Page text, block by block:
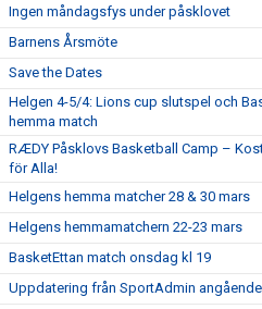
Ingen måndagsfys under påsklovet
Barnens Årsmöte
Save the Dates
Helgen 4-5/4: Lions cup slutspel och
hemma match
RÆDY Påsklovs Basketball Camp –
för Alla!
Helgens hemma matcher 28 & 30 mars
Helgens hemmamatchern 22-23 mars
BasketEttan match onsdag kl 19
Uppdatering från SportAdmin